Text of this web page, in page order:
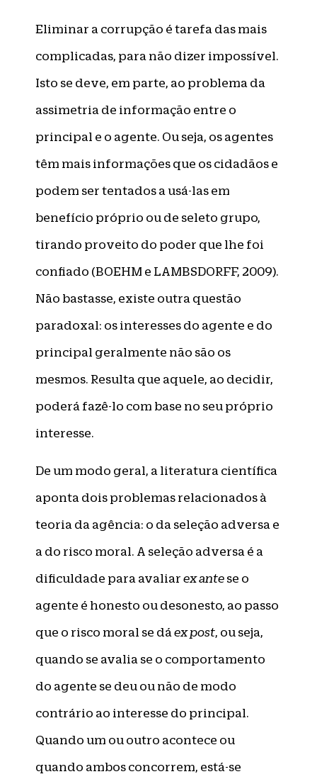
Eliminar a corrupção é tarefa das mais
complicadas, para não dizer impossível.
Isto se deve, em parte, ao problema da
assimetria de informação entre o
principal e o agente. Ou seja, os agentes
têm mais informações que os cidadãos e
podem ser tentados a usá-las em
benefício próprio ou de seleto grupo,
tirando proveito do poder que lhe foi
confiado (BOEHM e LAMBSDORFF, 2009).
Não bastasse, existe outra questão
paradoxal: os interesses do agente e do
principal geralmente não são os
mesmos. Resulta que aquele, ao decidir,
poderá fazê-lo com base no seu próprio
interesse.
De um modo geral, a literatura científica
aponta dois problemas relacionados à
teoria da agência: o da seleção adversa e
a do risco moral. A seleção adversa é a
dificuldade para avaliar ex ante se o
agente é honesto ou desonesto, ao passo
que o risco moral se dá ex post, ou seja,
quando se avalia se o comportamento
do agente se deu ou não de modo
contrário ao interesse do principal.
Quando um ou outro acontece ou
quando ambos concorrem, está-se